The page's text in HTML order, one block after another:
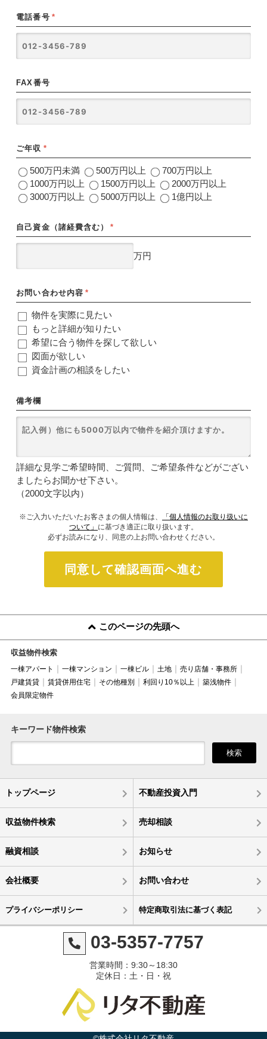
電話番号 *
FAX番号
ご年収 *
500万円未満 500万円以上
700万円以上
1000万円以上
1500万円以上
2000万円以上
3000万円以上
5000万円以上 1億円以上
自己資金（諸経費含む） *
万円
お問い合わせ内容 *
物件を実際に見たい
もっと詳細が知りたい
希望に合う物件を探して欲しい
図面が欲しい
資金計画の相談をしたい
備考欄
詳細な見学ご希望時間、ご質問、ご希望条件などがござい
ましたらお聞かせ下さい。
（2000文字以内）
※ご入力いただいたお客さまの個人情報は、
「個人情報のお取り扱いに
ついて」 に基づき適正に取り扱います。
必ずお読みになり、同意の上お問い合わせください。
同意して確認画面へ進む
このページの先頭へ
収益物件検索
一棟アパート 一棟マンション 一棟ビル 土地
売り店舗・事務所
戸建賃貸
賃貸併用住宅 その他種別 利回り10％以上
築浅物件
会員限定物件
キーワード物件検索
検索
トップページ 不動産投資入門
収益物件検索 売却相談
融資相談 お知らせ
会社概要 お問い合わせ
プライバシーポリシー 特定商取引法に基づく表記
03-5357-7757
営業時間：9:30～18:30
定休日：土・日・祝